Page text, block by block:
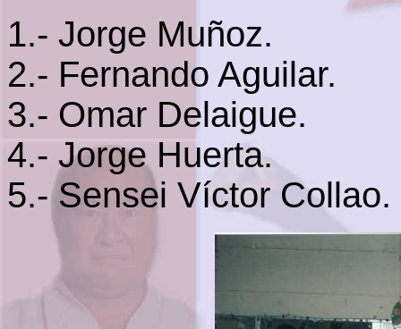
1.- Jorge Muñoz.
2.- Fernando Aguilar.
3.- Omar Delaigue.
4.- Jorge Huerta.
5.- Sensei Víctor Collao.